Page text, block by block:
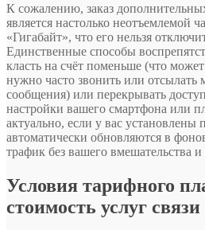
К сожалению, заказ
является настолько неотъемлемой
«Гигабайт», что его нельзя
Единственные способы
класть на счёт поменьше (что
нужно часто звонить или
сообщения) или перекрывать
настройки вашего смартфона или
актуально, если у вас
автоматически обновляются в
трафик без вашего вмешательства и
Условия тарифного
стоимость услуг связи